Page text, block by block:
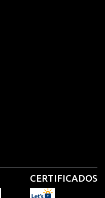
CERTIFICADOS